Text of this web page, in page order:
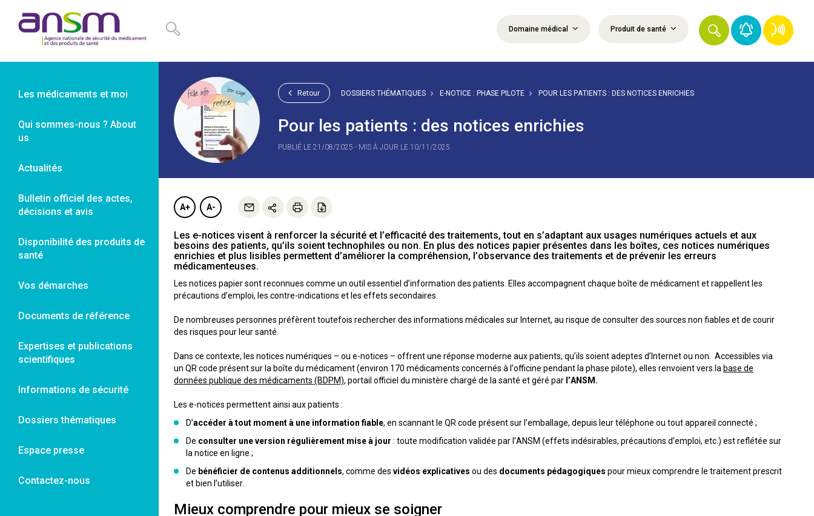
Domaine médical Produit de santé
Les médicaments et moi
Qui sommes-nous ? About
us
Actualités
Bulletin officiel des actes,
décisions et avis
Disponibilité des produits de
santé
Vos démarches
Documents de référence
Expertises et publications
scientifiques
Informations de sécurité
Dossiers thématiques
Espace presse
Contactez-nous
Retour DOSSIERS THÉMATIQUES E-NOTICE : PHASE PILOTE POUR LES PATIENTS : DES NOTICES ENRICHIES
Pour les patients : des notices enrichies
PUBLIÉ LE 21/08/2025 - MIS À JOUR LE 10/11/2025
A+ A-
Les e-notices visent à renforcer la sécurité et l’efficacité des traitements, tout en s’adaptant aux usages numériques actuels et aux
besoins des patients, qu’ils soient technophiles ou non. En plus des notices papier présentes dans les boîtes, ces notices numériques
enrichies et plus lisibles permettent d’améliorer la compréhension, l’observance des traitements et de prévenir les erreurs
médicamenteuses.
Les notices papier sont reconnues comme un outil essentiel d’information des patients. Elles accompagnent chaque boîte de médicament et rappellent les
précautions d’emploi, les contre-indications et les effets secondaires.
De nombreuses personnes préfèrent toutefois rechercher des informations médicales sur Internet, au risque de consulter des sources non fiables et de courir
des risques pour leur santé.
Dans ce contexte, les notices numériques – ou e-notices – offrent une réponse moderne aux patients, qu’ils soient adeptes d’Internet ou non. Accessibles via
un QR code présent sur la boîte du médicament (environ 170 médicaments concernés à l’officine pendant la phase pilote), elles renvoient vers la base de
données publique des médicaments (BDPM), portail officiel du ministère chargé de la santé et géré par l’ANSM.
Les e-notices permettent ainsi aux patients :
D’accéder à tout moment à une information fiable, en scannant le QR code présent sur l’emballage, depuis leur téléphone ou tout appareil connecté ;
De consulter une version régulièrement mise à jour : toute modification validée par l’ANSM (effets indésirables, précautions d’emploi, etc.) est reflétée sur
la notice en ligne ;
De bénéficier de contenus additionnels, comme des vidéos explicatives ou des documents pédagogiques pour mieux comprendre le traitement prescrit
et bien l’utiliser.
Mieux comprendre pour mieux se soigner